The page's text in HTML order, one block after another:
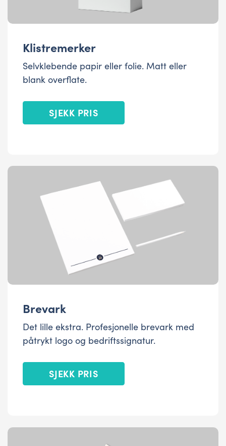
Klistremerker
Selvklebende papir eller folie. Matt eller
blank overflate.
SJEKK PRIS
Brevark
Det lille ekstra. Profesjonelle brevark med
påtrykt logo og bedriftssignatur.
SJEKK PRIS